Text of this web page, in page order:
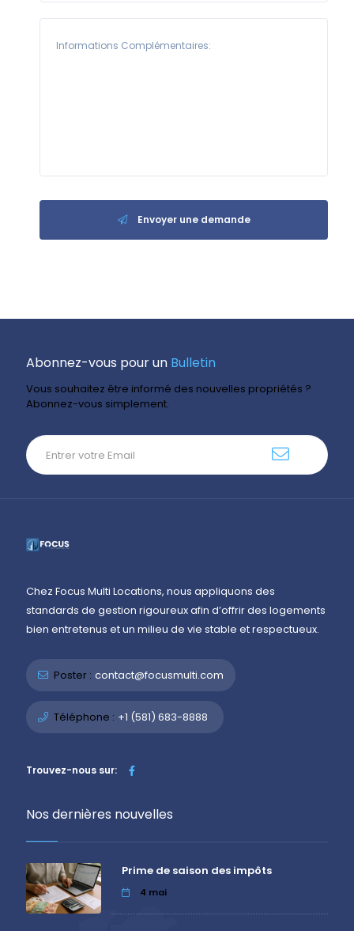
Envoyer une demande
Abonnez-vous pour un Bulletin
Vous souhaitez être informé des nouvelles propriétés ?
Abonnez-vous simplement.
Chez Focus Multi Locations, nous appliquons des
standards de gestion rigoureux afin d’offrir des logements
bien entretenus et un milieu de vie stable et respectueux.
Poster : contact@focusmulti.com
Téléphone : +1 (581) 683-8888
Trouvez-nous sur:
Nos dernières nouvelles
Prime de saison des impôts
4 mai